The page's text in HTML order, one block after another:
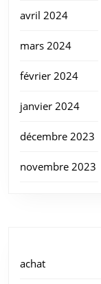
avril 2024
mars 2024
février 2024
janvier 2024
décembre 2023
novembre 2023
achat